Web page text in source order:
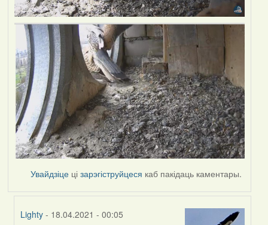
Увайдзіце цізарэгіструйцеся каб пакідаць каментары.
Lighty - 18.04.2021 - 00:05